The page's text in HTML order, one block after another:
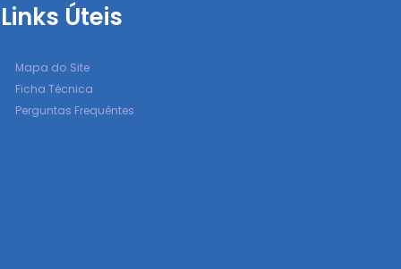
Links Úteis
Mapa do Site
Ficha Técnica
Perguntas Frequêntes